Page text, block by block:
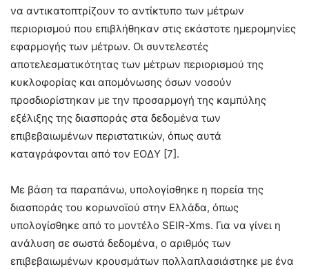
να αντικατοπτρίζουν το αντίκτυπο των μέτρων
περιορισμού που επιβλήθηκαν στις εκάστοτε ημερομηνίες
εφαρμογής των μέτρων. Οι συντελεστές
αποτελεσματικότητας των μέτρων περιορισμού της
κυκλοφορίας και απομόνωσης όσων νοσούν
προσδιορίστηκαν με την προσαρμογή της καμπύλης
εξέλιξης της διασποράς στα δεδομένα των
επιβεβαιωμένων περιστατικών, όπως αυτά
καταγράφονται από τον ΕΟΔΥ [7].
Με βάση τα παραπάνω, υπολογίσθηκε η πορεία της
διασποράς του κορωνοϊού στην Ελλάδα, όπως
υπολογίσθηκε από το μοντέλο SEIR-Xms. Για να γίνει η
ανάλυση σε σωστά δεδομένα, ο αριθμός των
επιβεβαιωμένων κρουσμάτων πολλαπλασιάστηκε με ένα